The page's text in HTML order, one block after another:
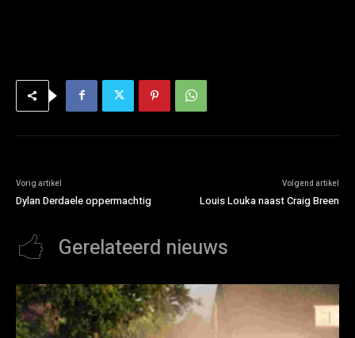
Vorig artikel
Dylan Derdaele oppermachtig
Volgend artikel
Louis Louka naast Craig Breen
Gerelateerd nieuws